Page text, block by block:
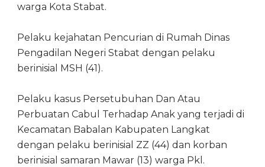
warga Kota Stabat.
Pelaku kejahatan Pencurian di Rumah Dinas
Pengadilan Negeri Stabat dengan pelaku
berinisial MSH (41).
Pelaku kasus Persetubuhan Dan Atau
Perbuatan Cabul Terhadap Anak yang terjadi di
Kecamatan Babalan Kabupaten Langkat
dengan pelaku berinisial ZZ (44) dan korban
berinisial samaran Mawar (13) warga Pkl.